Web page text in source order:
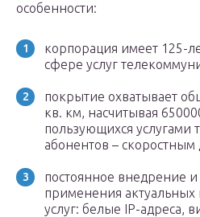
особенности:
корпорация имеет 125-
сфере услуг
покрытие охватывает
кв. км, насчитывая
пользующихся услугами
абонентов – скоростным
постоянное внедрение
применения
услуг: белые IP-адреса,